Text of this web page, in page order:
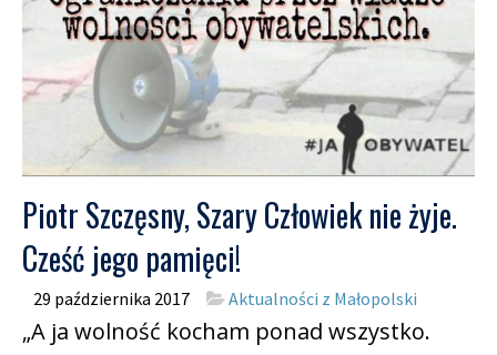
Piotr Szczęsny, Szary Człowiek nie żyje.
Cześć jego pamięci!
29 października 2017 Aktualności z Małopolski
„A ja wolność kocham ponad wszystko.